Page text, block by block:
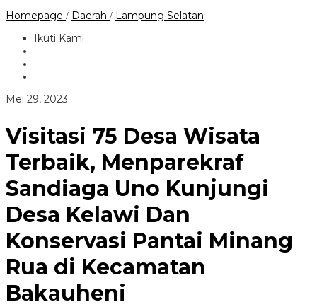
Homepage / Daerah / Lampung Selatan
Kelawi
Dan
Pantai
Minang
Rua
di
Ikuti Kami
Mei 29, 2023
Visitasi 75 Desa Wisata
Terbaik, Menparekraf
Sandiaga Uno Kunjungi
Desa Kelawi Dan
Konservasi Pantai Minang
Rua di Kecamatan
Bakauheni